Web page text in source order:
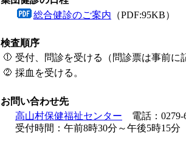
総合健診のご案内 （PDF:95KB）
検査順序
受付、問診を受ける（問診票は事前に
採血を受ける。
お問い合わせ先
高山村保健福祉センター 電話：0279-
受付時間：午前8時30分～午後5時15